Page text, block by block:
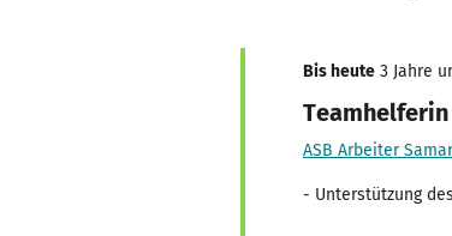
Bis heute 3 Jahre
Teamhelferin
ASB Arbeiter
- Unterstützung